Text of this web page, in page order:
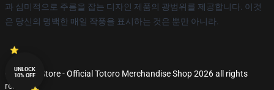
과 심미적으로 주름을 잡는 디자인 제품의 광범위를 제공합니다. 이것
은 당신의 명백한 매일 작풍을 표시하는 것은 뿐만 아니라.
© Totoro Store - Official Totoro Merchandise Shop 2026 all rights
reserved
UNLOCK
10% OFF